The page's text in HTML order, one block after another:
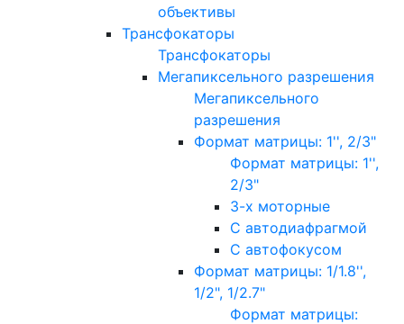
объективы
Трансфокаторы
Трансфокаторы
Мегапиксельного разрешения
Мегапиксельного
разрешения
Формат матрицы: 1'', 2/3"
Формат матрицы: 1'',
2/3"
3-х моторные
С автодиафрагмой
С автофокусом
Формат матрицы: 1/1.8'',
1/2", 1/2.7"
Формат матрицы: